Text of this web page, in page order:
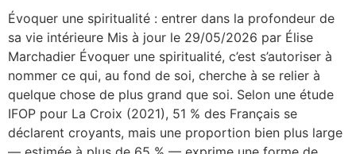
Évoquer une spiritualité : entrer dans la profondeur de
sa vie intérieure Mis à jour le 29/05/2026 par Élise
Marchadier Évoquer une spiritualité, c’est s’autoriser à
nommer ce qui, au fond de soi, cherche à se relier à
quelque chose de plus grand que soi. Selon une étude
IFOP pour La Croix (2021), 51 % des Français se
déclarent croyants, mais une proportion bien plus large